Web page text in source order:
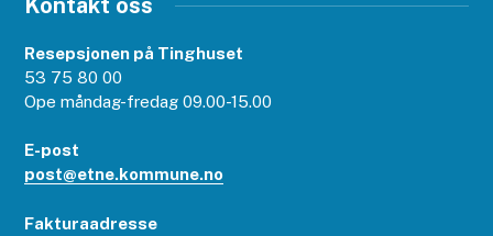
Kontakt oss
Resepsjonen på Tinghuset
53 75 80 00
Ope måndag-fredag 09.00-15.00
E-post
post@etne.kommune.no
Fakturaadresse